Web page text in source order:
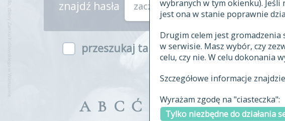
wybranych w tym okienku).
jest ona w stanie poprawnie
Drugim celem jest
w serwisie. Masz wybór, czy
celu, czy nie. W celu dokonania
Szczegółowe informacje
Wyrażam zgodę na "ciasteczka":
Tylko niezbędne do działania
znajdź hasła zaczynające się od
przeszukaj także hasła w indeksie
A B C Ć E F G H I J K L